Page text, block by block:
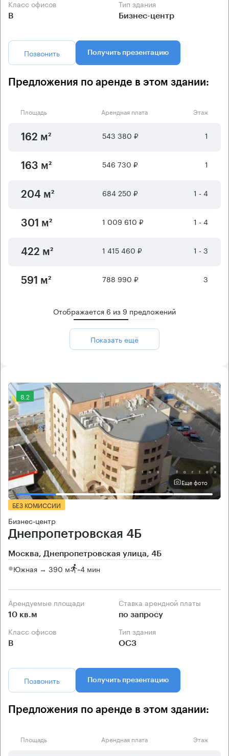
Класс офисов
B
Тип здания
Бизнес-центр
Позвонить Получить презентацию
Предложения по аренде в этом здании:
Площадь Арендная плата Этаж
162 м² 543 380 ₽ 1
163 м² 546 730 ₽ 1
204 м² 684 250 ₽ 1 - 4
301 м² 1 009 610 ₽ 1 - 4
422 м² 1 415 460 ₽ 1 - 3
591 м² 788 990 ₽ 3
Отображается 6 из 9 предложений
Показать ещё
8.2
Еще фото
БЕЗ КОМИССИИ
Бизнес-центр
Днепропетровская 4Б
Москва, Днепропетровская улица, 4Б
Южная → 390 м ~4 мин
Арендуемые площади
10 кв.м
Ставка арендной платы
по запросу
Класс офисов
B
Тип здания
ОСЗ
Позвонить Получить презентацию
Предложения по аренде в этом здании:
Площадь Арендная плата Этаж